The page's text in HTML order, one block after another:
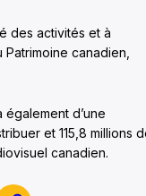
des activités et à
canadien,
d’une
et 115,8 millions
canadien.